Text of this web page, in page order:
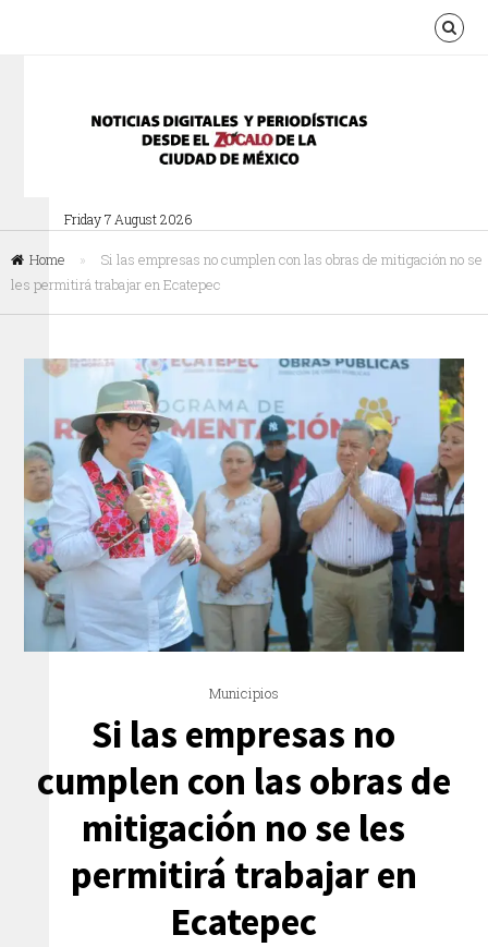
Friday 7 August 2026
Home »
Si las empresas no cumplen con las obras de mitigación no se
les permitirá trabajar en Ecatepec
Municipios
Si las empresas no
cumplen con las obras de
mitigación no se les
permitirá trabajar en
Ecatepec